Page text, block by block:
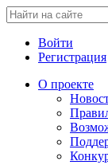
Войти
Регистрация
О проекте